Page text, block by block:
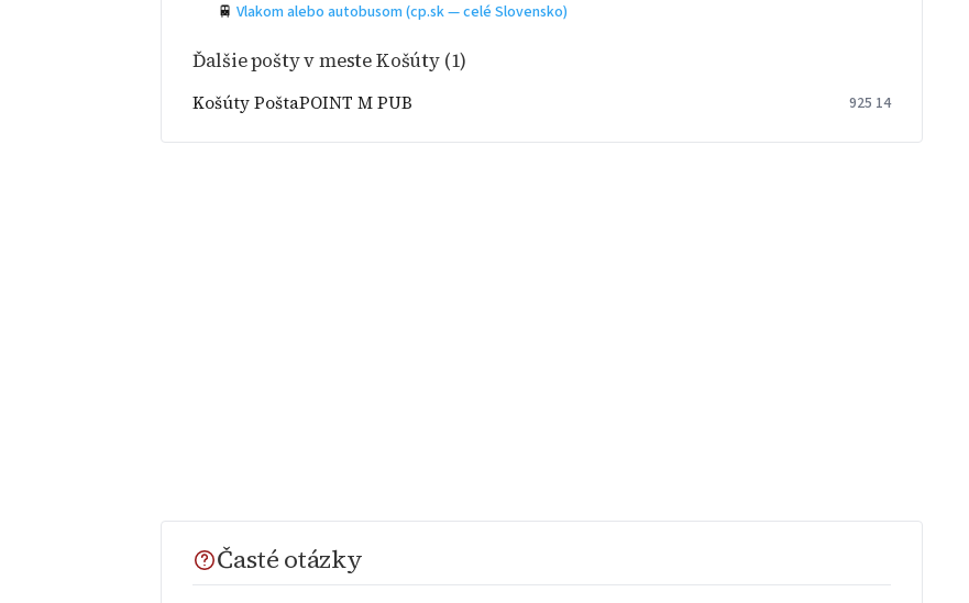
🚆 Vlakom alebo autobusom (cp.sk — celé Slovensko)
Ďalšie pošty v meste Košúty (1)
Košúty PoštaPOINT M PUB 925 14
Časté otázky